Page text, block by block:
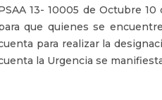
13- 10005 de Octubre
que quienes se
para realizar la
la Urgencia se